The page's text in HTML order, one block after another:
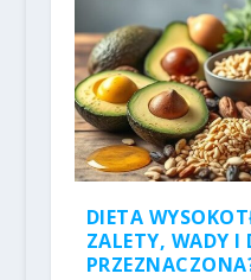
DIETA
ZALETY, WADY I